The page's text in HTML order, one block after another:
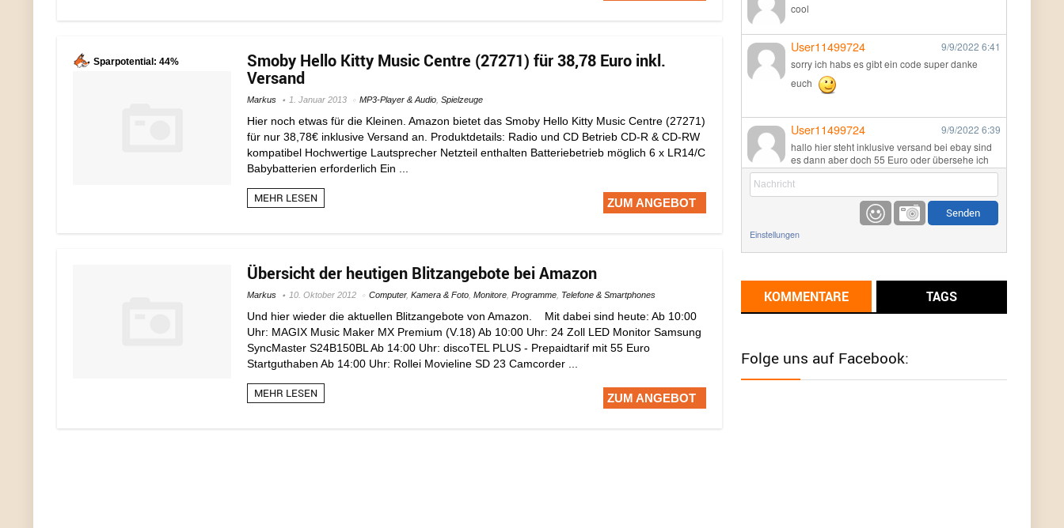
Sparpotential: 44%
Smoby Hello Kitty Music Centre (27271) für 38,78 Euro inkl.
Versand
Markus 1. Januar 2013 MP3-Player & Audio Spielzeuge
Hier noch etwas für die Kleinen. Amazon bietet das Smoby Hello Kitty Music Centre (27271)
für nur 38,78€ inklusive Versand an. Produktdetails: Radio und CD Betrieb CD-R & CD-RW
kompatibel Hochwertige Lautsprecher Netzteil enthalten Batteriebetrieb möglich 6 x LR14/C
Babybatterien erforderlich Ein ...
MEHR LESEN ZUM ANGEBOT
Übersicht der heutigen Blitzangebote bei Amazon
Markus 10. Oktober 2012 Computer, Kamera & Foto Monitore Programme Telefone & Smartphones
Und hier wieder die aktuellen Blitzangebote von Amazon. Mit dabei sind heute: Ab 10:00
Uhr: MAGIX Music Maker MX Premium (V.18) Ab 10:00 Uhr: 24 Zoll LED Monitor Samsung
SyncMaster S24B150BL Ab 14:00 Uhr: discoTEL PLUS - Prepaidtarif mit 55 Euro
Startguthaben Ab 14:00 Uhr: Rollei Movieline SD 23 Camcorder ...
MEHR LESEN ZUM ANGEBOT
cool
User11499724 9/9/2022 6:41
sorry ich habs es gibt ein code super danke
euch
User11499724 9/9/2022 6:39
hallo hier steht inklusive versand bei ebay sind
es dann aber doch 55 Euro oder übersehe ich
etwas
9/1/20226:17
Ich glaube du hast den Sinn eines
Schnäppchenblogs noch immer nicht
Günni 9/1/2022
meisten Deals sind Tagespreise!
Einstellungen
KOMMENTARE TAGS
Folge uns auf Facebook: